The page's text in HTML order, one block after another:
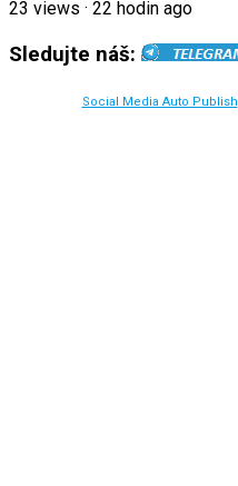
23 views · 22 hodin ago
Sledujte náš:
Social Media Auto Publish